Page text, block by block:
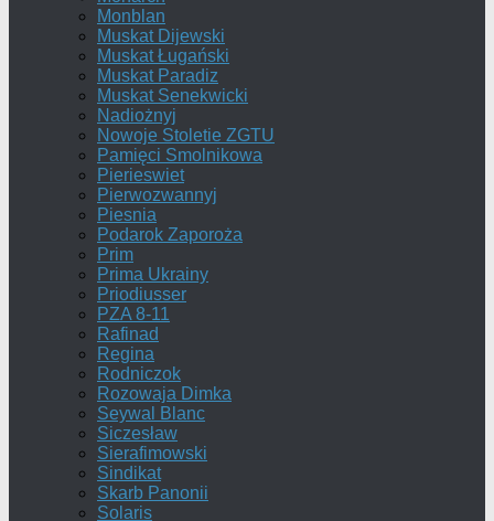
Monblan
Muskat Dijewski
Muskat Ługański
Muskat Paradiz
Muskat Senekwicki
Nadiożnyj
Nowoje Stoletie ZGTU
Pamięci Smolnikowa
Pierieswiet
Pierwozwannyj
Piesnia
Podarok Zaporoża
Prim
Prima Ukrainy
Priodiusser
PZA 8-11
Rafinad
Regina
Rodniczok
Rozowaja Dimka
Seywal Blanc
Siczesław
Sierafimowski
Sindikat
Skarb Panonii
Solaris